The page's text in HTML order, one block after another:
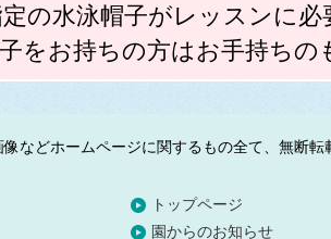
の水泳帽子がレッスンに必
をお持ちの方はお手持ちの
などホームページに関するもの全て、 無断転
トップページ
園からのお知らせ